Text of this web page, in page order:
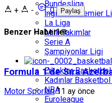
Bundesliga
İngiltere Premier
La Liga
Milli Takımlar
Serie A
Şampiyonlar Ligi
Erkekler
Kadınlar
NBA
Euroleague
+
- 0 Paylaş
Benzer Haberler
Formula 1’de Sıra
Motor Sporları 11 ay önce